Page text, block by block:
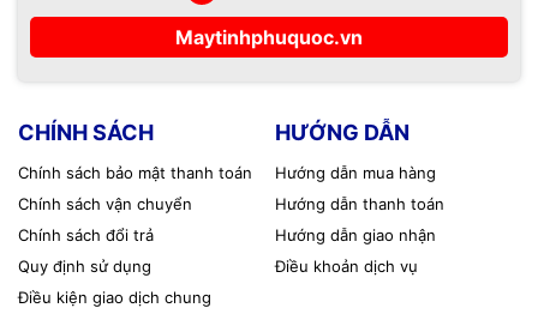
Maytinhphuquoc.vn
CHÍNH SÁCH
Chính sách bảo mật thanh toán
Chính sách vận chuyển
Chính sách đổi trả
Quy định sử dụng
Điều kiện giao dịch chung
HƯỚNG DẪN
Hướng dẫn mua hàng
Hướng dẫn thanh toán
Hướng dẫn giao nhận
Điều khoản dịch vụ